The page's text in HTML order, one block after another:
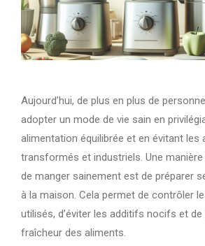
Aujourd’hui, de plus en plus de
adopter un mode de vie sain en
alimentation équilibrée et en évitant les
transformés et industriels. Une
de manger sainement est de préparer
à la maison. Cela permet de contrôler
utilisés, d’éviter les additifs nocifs et de
fraîcheur des aliments.